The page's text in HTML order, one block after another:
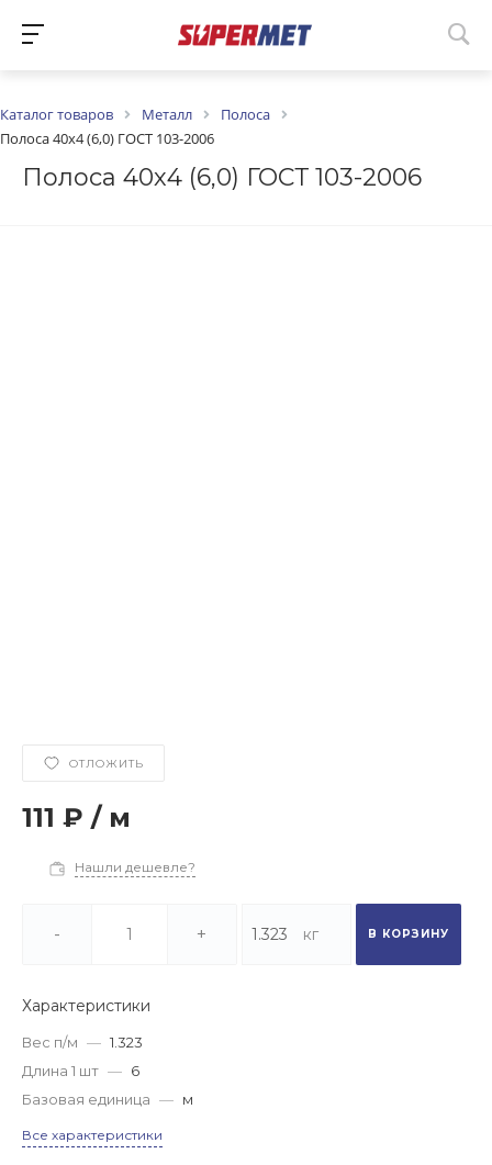
Каталог товаров Металл
Полоса
Полоса 40х4 (6,0) ГОСТ 103-2006
Полоса 40х4 (6,0) ГОСТ 103-2006
ОТЛОЖИТЬ
111 ₽ / м
Нашли дешевле?
- + В КОРЗИНУ
Характеристики
Вес п/м — 1.323
Длина 1 шт — 6
Базовая единица — м
Все характеристики